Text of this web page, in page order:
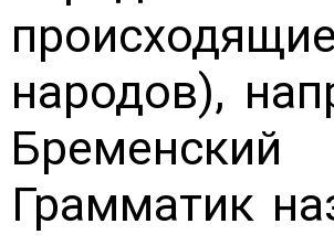
народов),
Грамматик